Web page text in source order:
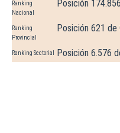
Ranking
Nacional
Posición 174.856
Ranking
Provincial
Posición 621 de
Ranking Sectorial Posición 6.576